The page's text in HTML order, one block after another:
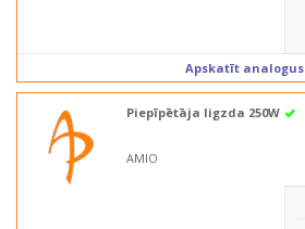
Apskatīt analogus
Piepīpētāja ligzda 250W
AMIO